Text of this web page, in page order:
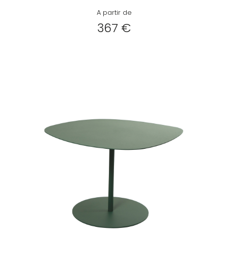
A partir de
367 €